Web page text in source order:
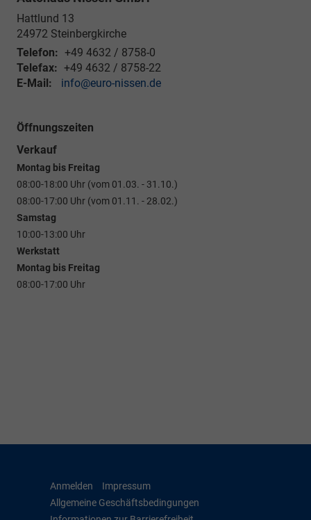
Hattlund 13
24972 Steinbergkirche
Telefon: +49 4632 / 8758-0
Telefax: +49 4632 / 8758-22
E-Mail:
info@euro-nissen.de
Öffnungszeiten
Verkauf
Montag bis Freitag
08:00-18:00 Uhr (vom 01.03. - 31.10.)
08:00-17:00 Uhr (vom 01.11. - 28.02.)
Samstag
10:00-13:00 Uhr
Werkstatt
Montag bis Freitag
08:00-17:00 Uhr
Anmelden
Impressum
Allgemeine Geschäftsbedingungen